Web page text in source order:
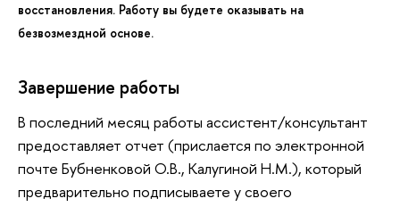
восстановления. Работу вы будете оказывать на
безвозмездной основе.
Завершение работы
В последний месяц работы ассистент/консультант
предоставляет отчет (прислается по электронной
почте Бубненковой О.В., Калугиной Н.М.), который
предварительно подписываете у своего